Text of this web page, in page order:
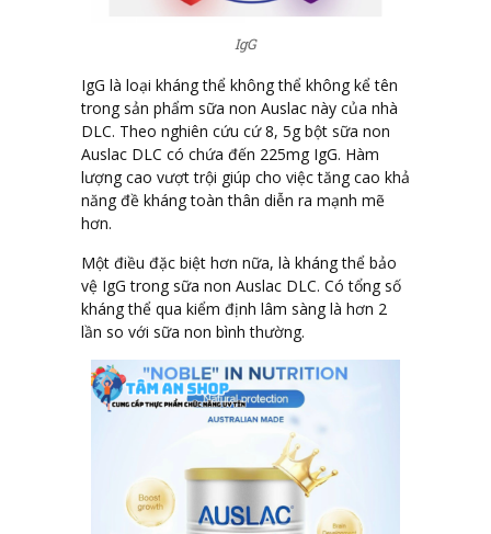
IgG
IgG là loại kháng thể không thể không kể tên
trong sản phẩm sữa non Auslac này của nhà
DLC. Theo nghiên cứu cứ 8, 5g bột sữa non
Auslac DLC có chứa đến 225mg IgG. Hàm
lượng cao vượt trội giúp cho việc tăng cao khả
năng đề kháng toàn thân diễn ra mạnh mẽ
hơn.
Một điều đặc biệt hơn nữa, là kháng thể bảo
vệ IgG trong sữa non Auslac DLC. Có tổng số
kháng thể qua kiểm định lâm sàng là hơn 2
lần so với sữa non bình thường.